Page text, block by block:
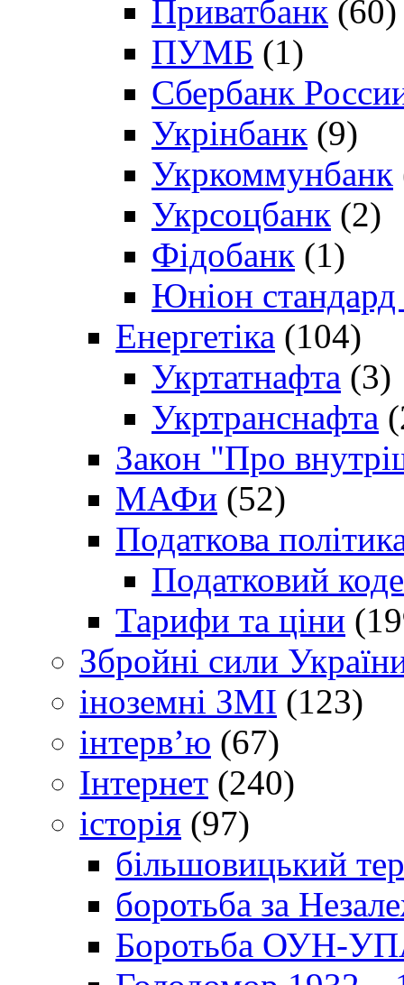
Приватбанк (60)
ПУМБ (1)
Сбербанк
Укрінбанк (9)
Укркоммунбанк
Укрсоцбанк (2)
Фідобанк (1)
Юніон стандард
Енергетіка (104)
Укртатнафта (3)
Укртранснафта
Закон "Про
МАФи (52)
Податкова
Податковий
Тарифи та ціни
Збройні сили
іноземні ЗМІ (123)
інтерв’ю (67)
Інтернет (240)
історія (97)
більшовицький
боротьба за
Боротьба ОУН-УПА